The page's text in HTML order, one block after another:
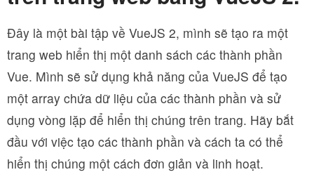
Đây là một bài tập về VueJS 2, mình sẽ tạo ra một
trang web hiển thị một danh sách các thành phần
Vue. Mình sẽ sử dụng khả năng của VueJS để tạo
một array chứa dữ liệu của các thành phần và sử
dụng vòng lặp để hiển thị chúng trên trang. Hãy bắt
đầu với việc tạo các thành phần và cách ta có thể
hiển thị chúng một cách đơn giản và linh hoạt.